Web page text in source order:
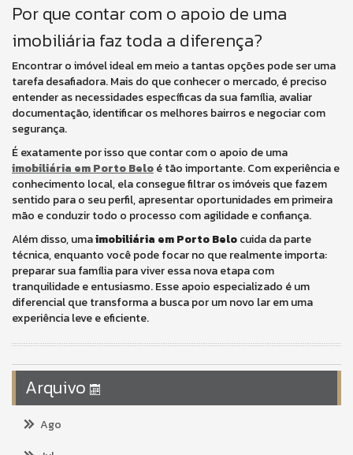
Por que contar com o apoio de uma
imobiliária faz toda a diferença?
Encontrar o imóvel ideal em meio a tantas opções pode ser uma
tarefa desafiadora. Mais do que conhecer o mercado, é preciso
entender as necessidades específicas da sua família, avaliar
documentação, identificar os melhores bairros e negociar com
segurança.
É exatamente por isso que contar com o apoio de uma
imobiliária em Porto Beloé tão importante. Com experiência e
conhecimento local, ela consegue filtrar os imóveis que fazem
sentido para o seu perfil, apresentar oportunidades em primeira
mão e conduzir todo o processo com agilidade e confiança.
Além disso, umaimobiliária em Porto Belocuida da parte
técnica, enquanto você pode focar no que realmente importa:
preparar sua família para viver essa nova etapa com
tranquilidade e entusiasmo. Esse apoio especializado é um
diferencial que transforma a busca por um novo lar em uma
experiência leve e eficiente.
Arquivo
Ago